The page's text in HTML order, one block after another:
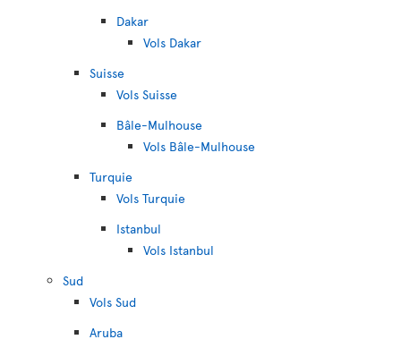
Dakar
Vols Dakar
Suisse
Vols Suisse
Bâle-Mulhouse
Vols Bâle-Mulhouse
Turquie
Vols Turquie
Istanbul
Vols Istanbul
Sud
Vols Sud
Aruba